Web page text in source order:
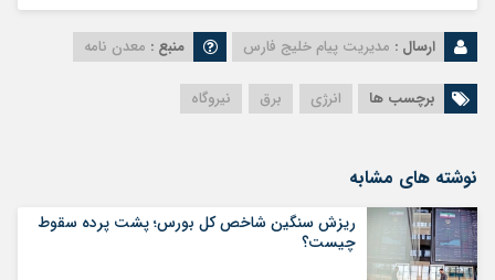
ارسال : مدیریت پیام خلیج فارس منبع : معدن نامه
برچسب ها انرژی برق نیروگاه
نوشته های مشابه
ریزش سنگین شاخص کل بورس؛ پشت پرده سقوط
چیست؟